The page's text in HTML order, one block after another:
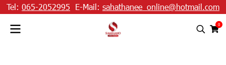
Tel: 065-2052995 E-Mail: sahathanee_online@hotmail.com
0